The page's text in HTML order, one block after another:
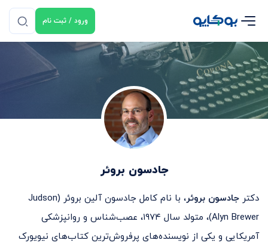
ورود / ثبت نام
جادسون بروئر
دکتر جادسون بروئر
، با نام کامل جادسون آلین بروئر (Judson
Alyn Brewer)، متولد سال ۱۹۷۴، عصب‌شناس و روانپزشکی
آمریکایی و یکی از نویسنده‌های پرفروش‌ترین کتاب‌های نیویورک